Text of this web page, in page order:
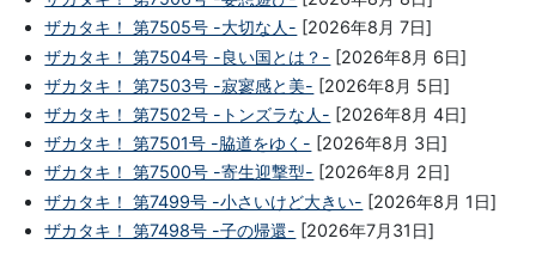
ザカタキ！ 第7505号 -大切な人- [2026年8月 7日]
ザカタキ！ 第7504号 -良い国とは？- [2026年8月 6日]
ザカタキ！ 第7503号 -寂寥感と美- [2026年8月 5日]
ザカタキ！ 第7502号 -トンズラな人- [2026年8月 4日]
ザカタキ！ 第7501号 -脇道をゆく- [2026年8月 3日]
ザカタキ！ 第7500号 -寄生迎撃型- [2026年8月 2日]
ザカタキ！ 第7499号 -小さいけど大きい- [2026年8月 1日]
ザカタキ！ 第7498号 -子の帰還- [2026年7月31日]